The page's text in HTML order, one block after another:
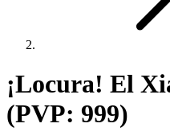
¡Locura! El
(PVP: 999)